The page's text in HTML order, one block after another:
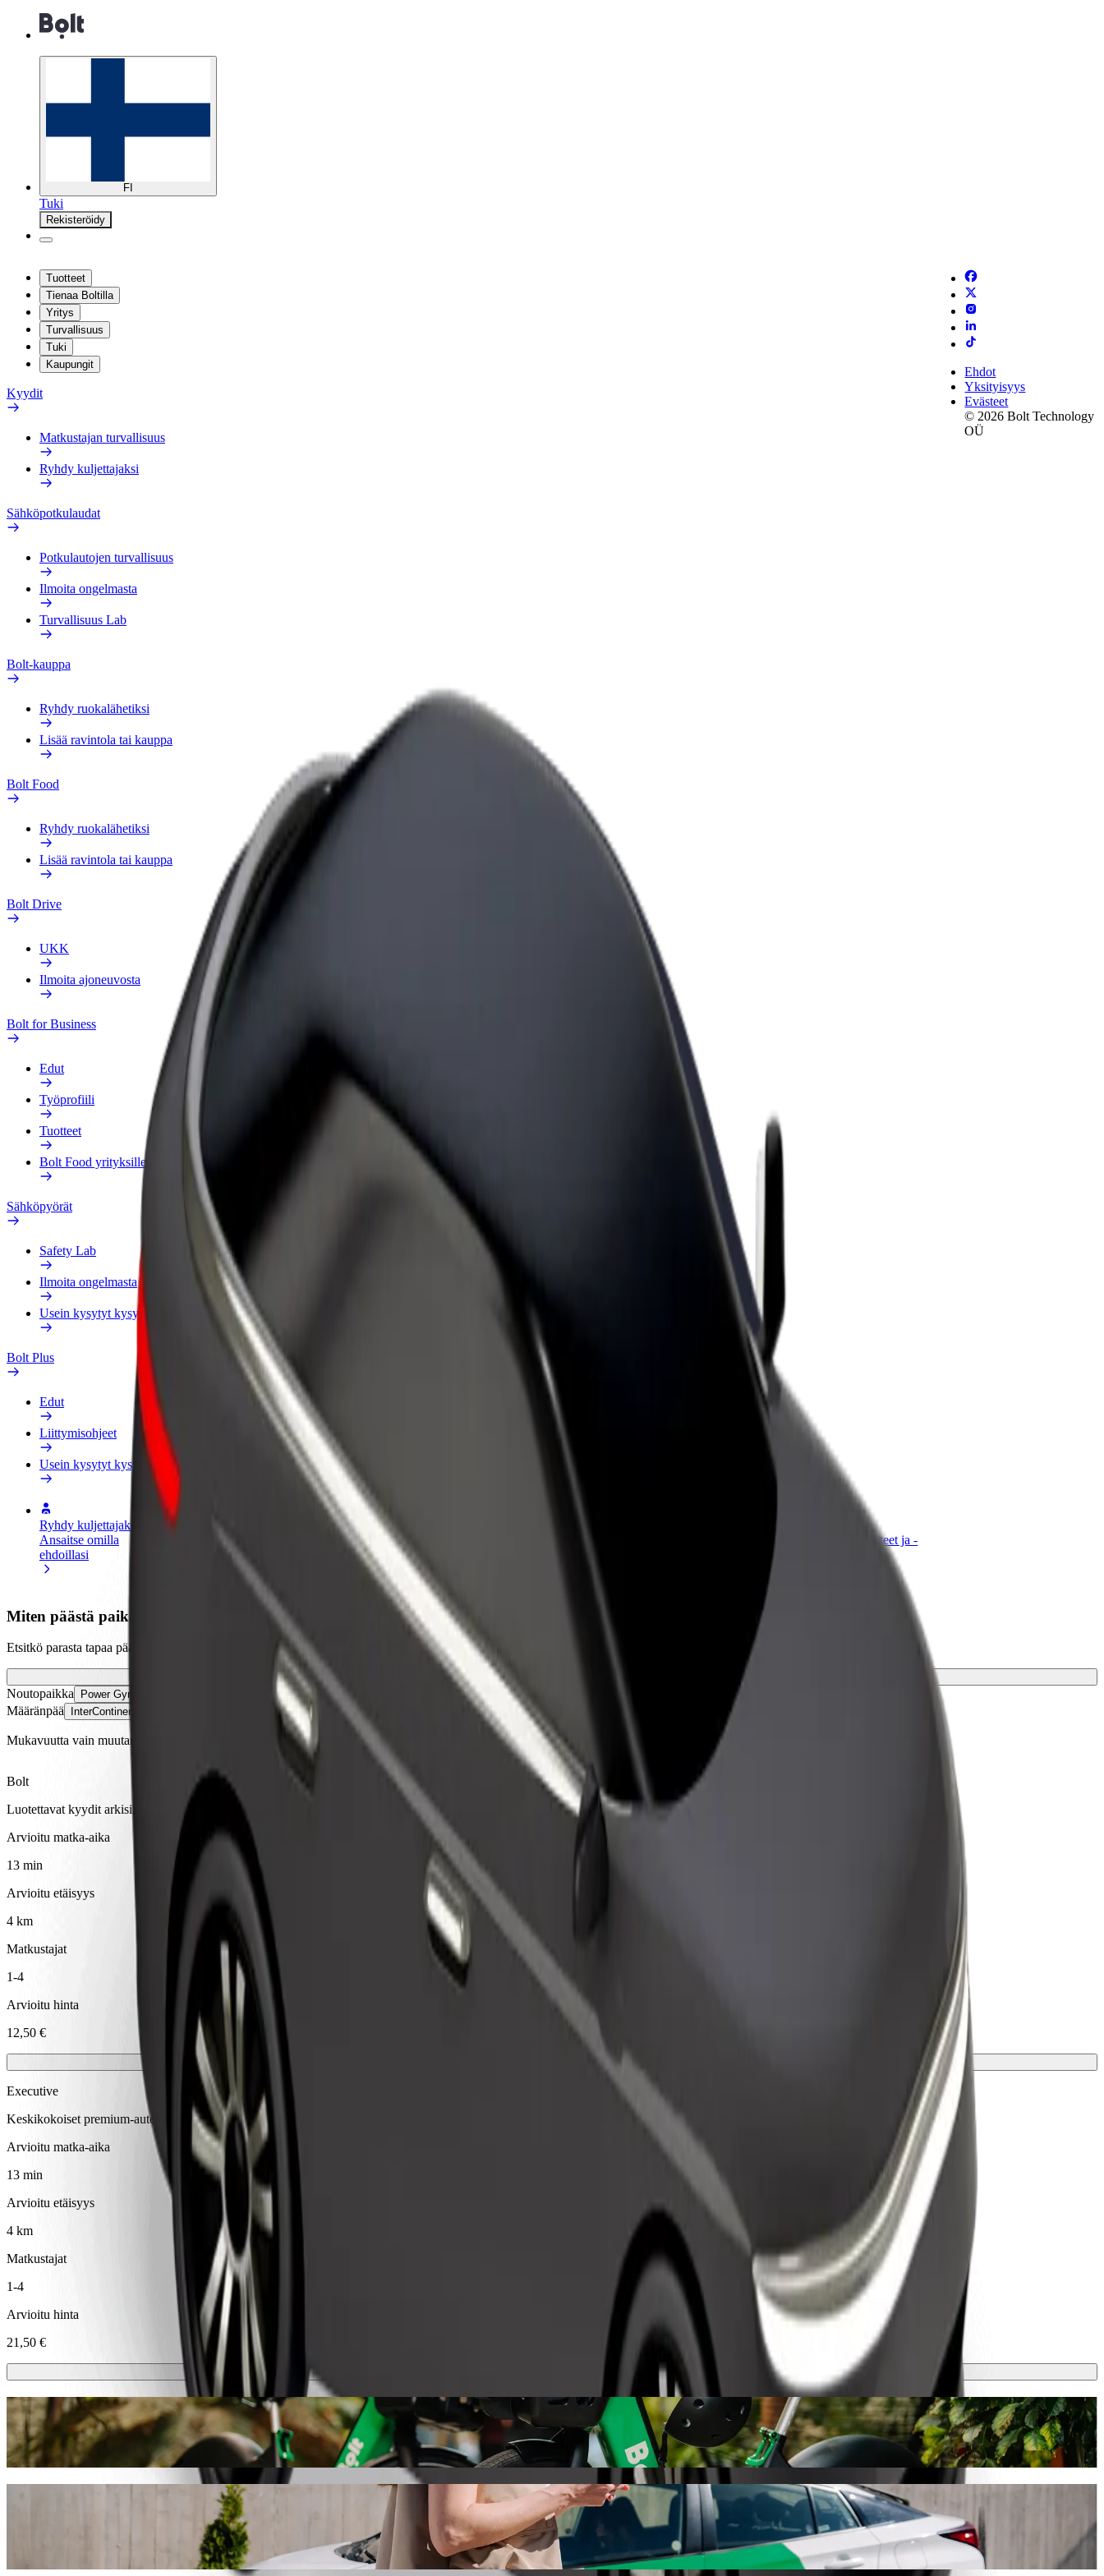
FI
Tuki
Rekisteröidy
Tuotteet
Tienaa Boltilla
Yritys
Turvallisuus
Tuki
Kaupungit
Kyydit
Matkustajan turvallisuus
Ryhdy kuljettajaksi
Sähköpotkulaudat
Potkulautojen turvallisuus
Ilmoita ongelmasta
Turvallisuus Lab
Bolt-kauppa
Ryhdy ruokalähetiksi
Lisää ravintola tai kauppa
Bolt Food
Ryhdy ruokalähetiksi
Lisää ravintola tai kauppa
Bolt Drive
UKK
Ilmoita ajoneuvosta
Bolt for Business
Edut
Työprofiili
Tuotteet
Bolt Food yrityksille
Sähköpyörät
Safety Lab
Ilmoita ongelmasta
Usein kysytyt kysymykset
Bolt Plus
Edut
Liittymisohjeet
Usein kysytyt kysymykset
Ryhdy kuljettajaksi
Ansaitse omilla
ehdoillasi
Ryhdy ruokalähetiksi
Kuljeta ruokaa ja ansaitse
Lisää ravintola tai kauppa
Tavoita lisää asiakkaita ja kasvata
ansioita
Yrityksellesi skaalatut Bolt-tuotteet ja -
Ehdot
Yksityisyys
Evästeet
© 2026 Bolt Technology
OÜ
Miten päästä paikasta Power Gym Harcourt St kohteeseen InterContinental Dublin
Etsitkö parasta tapaa päästä paikasta Power Gym Harcourt St kohteeseen InterContinental Dublin? Tutustu palveluihimme ja löydä täydellinen vaihtoehto matkaasi varten.
Noutopaikka Power Gym Harcourt St
Määränpää InterContinental Dublin
Mukavuutta vain muutaman napautuksen päässä!
Bolt
Luotettavat kyydit arkisilla keskikokoisilla autoilla.
Arvioitu matka-aika
13 min
Arvioitu etäisyys
4 km
Matkustajat
1-4
Arvioitu hinta
12,50 €
Executive
Keskikokoiset premium-autot laadukkain mukavuuksin
Arvioitu matka-aika
13 min
Arvioitu etäisyys
4 km
Matkustajat
1-4
Arvioitu hinta
21,50 €
Sähköpotkulaudat tai sähköpyörät
Liiku kaupungissa Dublin sähköpotkulaudoilla tai sähköpyörillä
Lataa Bolt-sovellus
Pääse paikasta Power Gym Harcourt St kohteeseen InterContinental Dublin Bolt-kyytipalvelulla
Suosittelemme Bolt-kyytipalvelua, jos etsit parasta hintaa matkalle kohteeseen InterContinental Dublin. Boltilla tämä matka kestää noin 13 min ja maksaa noin 12,00 € EUR. Tilaisuudesta riippumatta löydämme
sinulle sopivan ajoneuvon.